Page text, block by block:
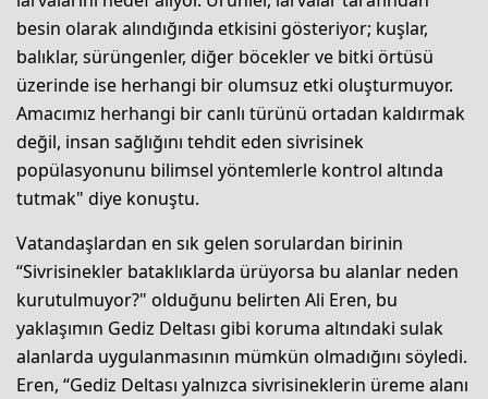
besin olarak alındığında etkisini gösteriyor; kuşlar,
balıklar, sürüngenler, diğer böcekler ve bitki örtüsü
üzerinde ise herhangi bir olumsuz etki oluşturmuyor.
Amacımız herhangi bir canlı türünü ortadan kaldırmak
değil, insan sağlığını tehdit eden sivrisinek
popülasyonunu bilimsel yöntemlerle kontrol altında
tutmak" diye konuştu.
Vatandaşlardan en sık gelen sorulardan birinin
“Sivrisinekler bataklıklarda ürüyorsa bu alanlar neden
kurutulmuyor?" olduğunu belirten Ali Eren, bu
yaklaşımın Gediz Deltası gibi koruma altındaki sulak
alanlarda uygulanmasının mümkün olmadığını söyledi.
Eren, “Gediz Deltası yalnızca sivrisineklerin üreme alanı